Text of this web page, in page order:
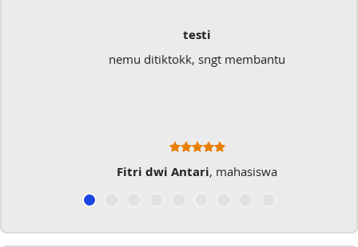
testi
nemu ditiktokk, sngt membantu
Fitri dwi Antari, mahasiswa